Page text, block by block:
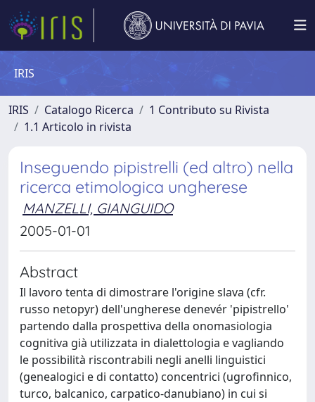
IRIS
IRIS Catalogo Ricerca
1 Contributo su Rivista
1.1 Articolo in rivista
Inseguendo pipistrelli (ed altro) nella
ricerca etimologica ungherese
MANZELLI, GIANGUIDO
2005-01-01
Abstract
Il lavoro tenta di dimostrare l'origine slava (cfr.
russo netopyr) dell'ungherese denevér 'pipistrello'
partendo dalla prospettiva della onomasiologia
cognitiva già utilizzata in dialettologia e vagliando
le possibilità riscontrabili negli anelli linguistici
(genealogici e di contatto) concentrici (ugrofinnico,
turco, balcanico, carpatico-danubiano) in cui si